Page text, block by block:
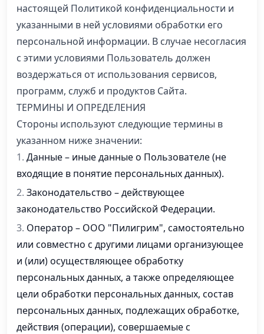
настоящей Политикой конфиденциальности и
указанными в ней условиями обработки его
персональной информации. В случае несогласия
с этими условиями Пользователь должен
воздержаться от использования сервисов,
программ, служб и продуктов Сайта.
ТЕРМИНЫ И ОПРЕДЕЛЕНИЯ
Стороны используют следующие термины в
указанном ниже значении:
Данные – иные данные о Пользователе (не
входящие в понятие персональных данных).
Законодательство – действующее
законодательство Российской Федерации.
Оператор – ООО "Пилигрим", самостоятельно
или совместно с другими лицами организующее
и (или) осуществляющее обработку
персональных данных, а также определяющее
цели обработки персональных данных, состав
персональных данных, подлежащих обработке,
действия (операции), совершаемые с